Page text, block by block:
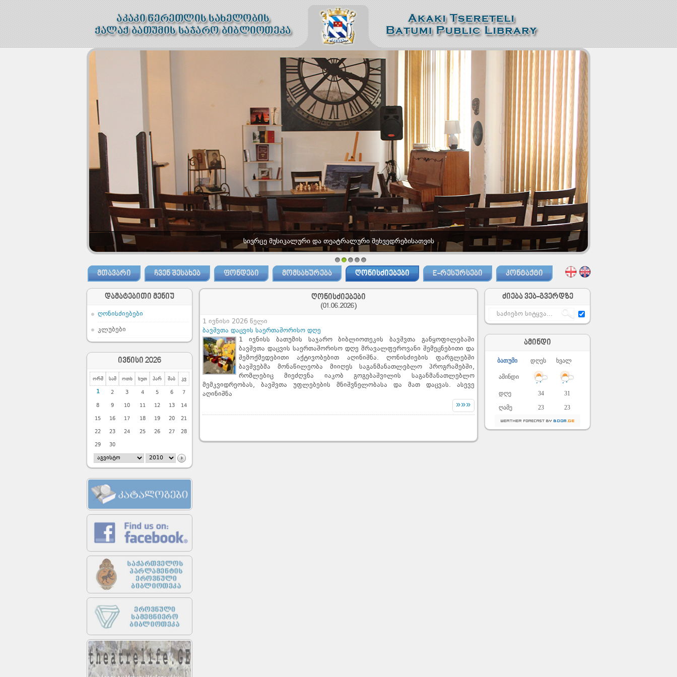
სივრცე მუსიკალური და თეატრალური შეხვედრებისათვის
1 2 3 4 5
ᲛᲗᲐᲕᲐᲠᲘ ᲩᲕᲔᲜ ᲨᲔᲡᲐᲮᲔᲑ ᲤᲝᲜᲓᲔᲑᲘ ᲛᲝᲛᲡᲐᲮᲣᲠᲔᲑᲐ ᲦᲝᲜᲘᲡᲫᲘᲔᲑᲔᲑᲘ E-ᲠᲔᲡᲣᲠᲡᲔᲑᲘ ᲙᲝᲜᲢᲐᲥᲢᲘ
დამატებითი მენიუ
ღონისძიებები
კლუბები
ივნისი 2026
ორშ სამ ოთხ ხუთ პარ შაბ კვ
1 2 3 4 5 6 7
8 9 10 11 12 13 14
15 16 17 18 19 20 21
22 23 24 25 26 27 28
29 30
ღონისძიებები
(01.06.2026)
1 ივნისი 2026 წელი
ბავშვთა დაცვის საერთაშორისო დღე
1 ივნისს ბათუმის საჯარო ბიბლიოთეკის ბავშვთა განყოფილებაში
ბავშვთა დაცვის საერთაშორისო დღე მრავალფეროვანი შემეცნებითი და
შემოქმედებითი აქტივობებით აღინიშნა. ღონისძიების ფარგლებში
ბავშვებმა მონაწილეობა მიიღეს საგანმანათლებლო პროგრამებში,
რომლებიც მიეძღვნა იაკობ გოგებაშვილის საგანმანათლებლო
მემკვიდრეობას, ბავშვთა უფლებების მნიშვნელობასა და მათ დაცვას. ასევე
აღინიშნა
»»»
ძიება ვებ-გვერდზე
ამინდი
ბათუმი დღეს ხვალ
ამინდი
დღე 34
31
ღამე
23 23